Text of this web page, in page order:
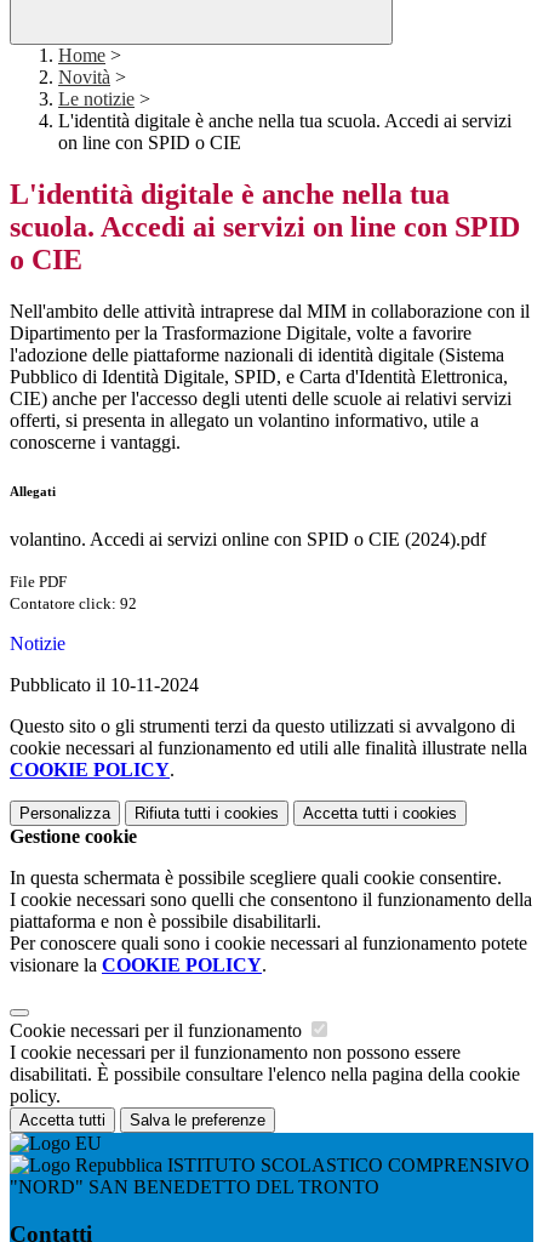
Home >
Novità >
Le notizie >
L'identità digitale è anche nella tua scuola. Accedi ai servizi
on line con SPID o CIE
L'identità digitale è anche nella tua
scuola. Accedi ai servizi on line con SPID
o CIE
Nell'ambito delle attività intraprese dal MIM in collaborazione con il
Dipartimento per la Trasformazione Digitale, volte a favorire
l'adozione delle piattaforme nazionali di identità digitale (Sistema
Pubblico di Identità Digitale, SPID, e Carta d'Identità Elettronica,
CIE) anche per l'accesso degli utenti delle scuole ai relativi servizi
offerti, si presenta in allegato un volantino informativo, utile a
conoscerne i vantaggi.
Allegati
volantino. Accedi ai servizi online con SPID o CIE (2024).pdf
File PDF
Contatore click: 92
Notizie
Pubblicato il 10-11-2024
Questo sito o gli strumenti terzi da questo utilizzati si avvalgono di
cookie necessari al funzionamento ed utili alle finalità illustrate nella
COOKIE POLICY.
Personalizza Rifiuta tutti i cookies Accetta tutti i cookies
Gestione cookie
In questa schermata è possibile scegliere quali cookie consentire.
I cookie necessari sono quelli che consentono il funzionamento della
piattaforma e non è possibile disabilitarli.
Per conoscere quali sono i cookie necessari al funzionamento potete
visionare la COOKIE POLICY.
Cookie necessari per il funzionamento
I cookie necessari per il funzionamento non possono essere
disabilitati. È possibile consultare l'elenco nella pagina della cookie
policy.
Accetta tutti Salva le preferenze
ISTITUTO SCOLASTICO COMPRENSIVO
"NORD" SAN BENEDETTO DEL TRONTO
Contatti